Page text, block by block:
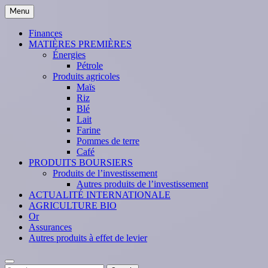
Skip
to
content
Menu
Finances
MATIÈRES PREMIÈRES
Énergies
Pétrole
Produits agricoles
Maïs
Riz
Blé
Lait
Farine
Pommes de terre
Café
PRODUITS BOURSIERS
Produits de l’investissement
Autres produits de l’investissement
ACTUALITÉ INTERNATIONALE
AGRICULTURE BIO
Or
Assurances
Autres produits à effet de levier
Search